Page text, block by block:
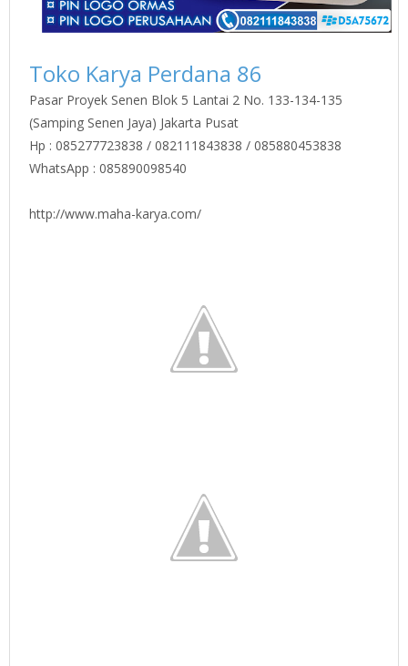
Toko Karya Perdana 86
Pasar Proyek Senen Blok 5 Lantai 2 No. 133-134-135
(Samping Senen Jaya) Jakarta Pusat
Hp : 085277723838 / 082111843838 / 085880453838
WhatsApp : 085890098540
http://www.maha-karya.com/